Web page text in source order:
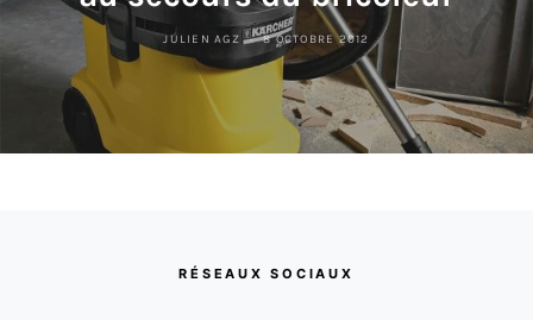
JULIEN AGZ 8 OCTOBRE 2012
RÉSEAUX SOCIAUX